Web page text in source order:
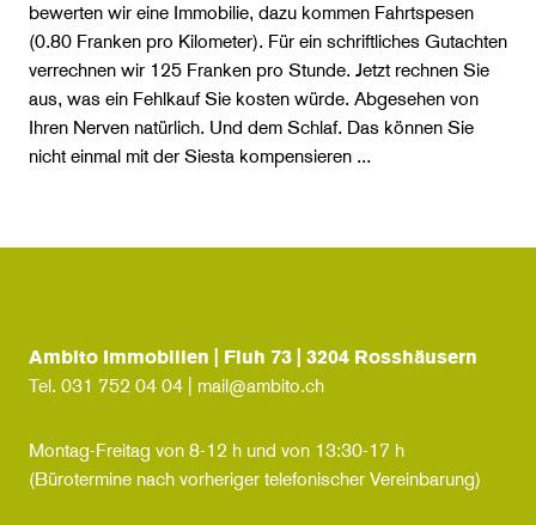
bewerten wir eine Immobilie, dazu kommen Fahrtspesen
(0.80 Franken pro Kilometer). Für ein schriftliches Gutachten
verrechnen wir 125 Franken pro Stunde. Jetzt rechnen Sie
aus, was ein Fehlkauf Sie kosten würde. Abgesehen von
Ihren Nerven natürlich. Und dem Schlaf. Das können Sie
nicht einmal mit der Siesta kompensieren ...
Ambito Immobilien | Fluh 73 | 3204 Rosshäusern
Tel. 031 752 04 04 mail@ambito.ch
Montag-Freitag von 8-12 h und von 13:30-17 h
(Bürotermine nach vorheriger telefonischer Vereinbarung)